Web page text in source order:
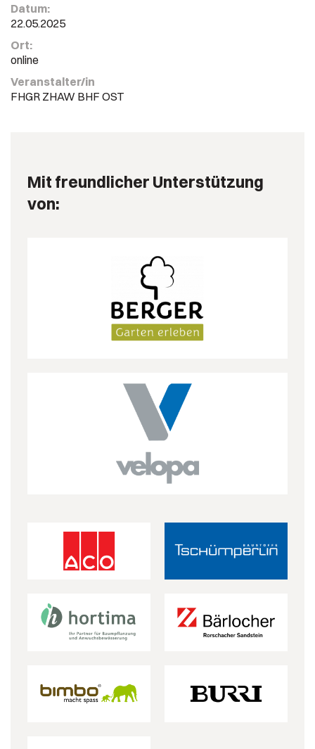
Datum:
22.05.2025
Ort:
online
Veranstalter/in
FHGR ZHAW BHF OST
Mit freundlicher Unterstützung
von: